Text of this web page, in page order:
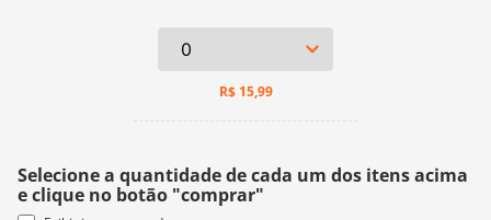
R$ 15,99
Selecione a quantidade de cada um dos itens acima
e clique no botão "comprar"